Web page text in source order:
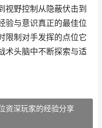
视野控制从隐蔽伏击到
验与意识真正的最佳位
限制对手发挥的点位它
术头脑中不断探索与适
资深玩家的经验分享